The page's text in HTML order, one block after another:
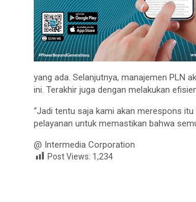
yang ada. Selanjutnya, manajemen PLN
ini. Terakhir juga dengan melakukan
“Jadi tentu saja kami akan merespons
pelayanan untuk memastikan bahwa
@ Intermedia Corporation
Post Views: 1,234